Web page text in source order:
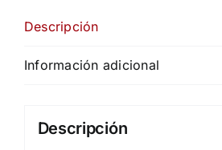
Descripción
Información adicional
Descripción